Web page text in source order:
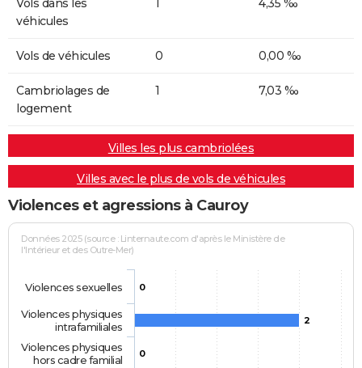
Vols dans les
véhicules
1 4,35 ‰
Vols de véhicules 0 0,00 ‰
Cambriolages de
logement
1 7,03 ‰
Villes les plus cambriolées
Villes avec le plus de vols de véhicules
Violences et agressions à Cauroy
Données 2025 (source : Linternaute.com d'après le Ministère de
l'Intérieur et des Outre-Mer)
0
2
0
Violences sexuelles
Violences physiques
intrafamiliales
Violences physiques
hors cadre familial